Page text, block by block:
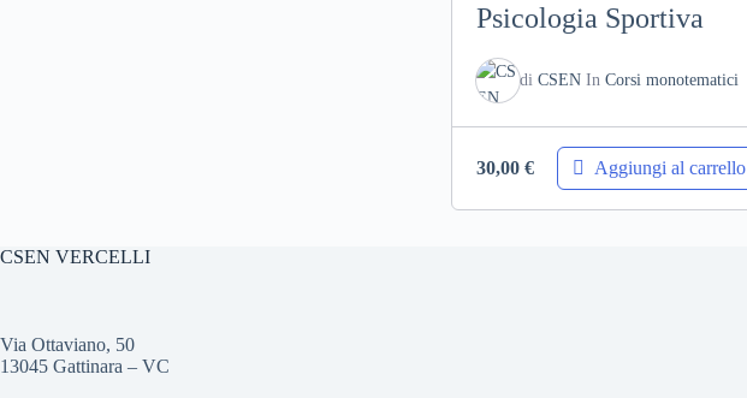
Psicologia Sportiva
diCSEN InCorsi monotematici
30,00€ Aggiungi al carrello
CSEN VERCELLI
Via Ottaviano, 50
13045 Gattinara – VC